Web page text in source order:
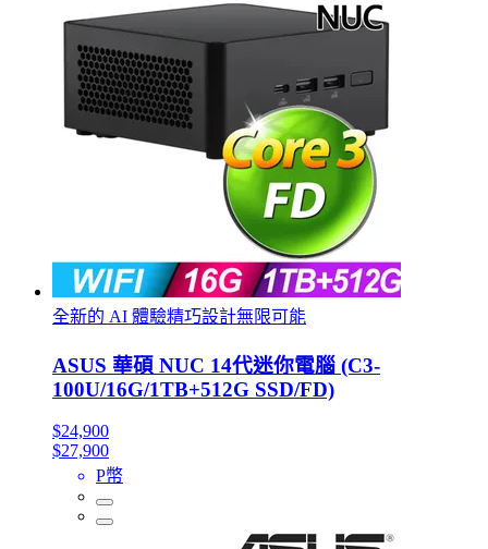
全新的 AI 體驗精巧設計無限可能
ASUS 華碩 NUC 14代迷你電腦 (C3-
100U/16G/1TB+512G SSD/FD)
$24,900
$27,900
P幣